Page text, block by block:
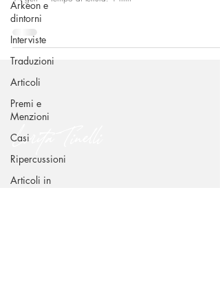
Arkeon e
dintorni
Interviste
Traduzioni
Articoli
Premi e
Menzioni
Casi
Ripercussioni
Articoli in
Lorita Tinelli
CONTATTI